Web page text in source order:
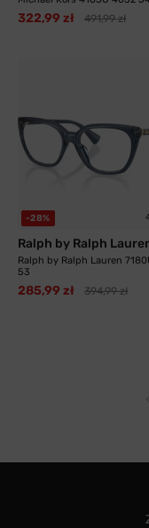
322,99 zł 491,99 zł
-28%
Ralph by Ralph
Ralph by Ralph Lauren
53
285,99 zł 394,99 zł